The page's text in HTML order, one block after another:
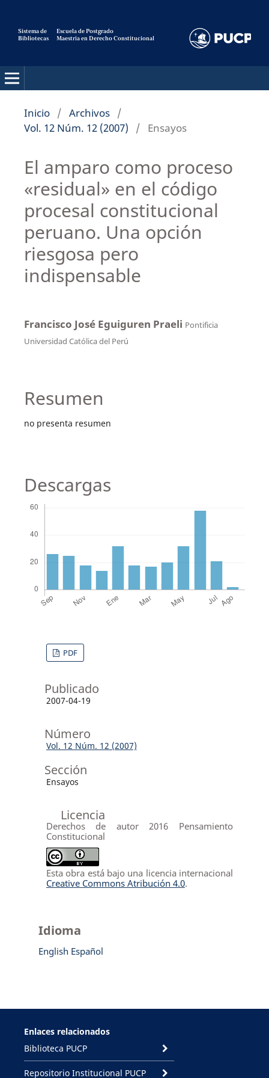
Sistema de
Bibliotecas
Escuela de Postgrado
Maestria en Derecho Constitucional
Inicio / Archivos /
Vol. 12 Núm. 12 (2007)
/ Ensayos
El amparo como proceso
«residual» en el código
procesal constitucional
peruano. Una opción
riesgosa pero
indispensable
Francisco José Eguiguren Praeli Pontificia
Universidad Católica del Perú
Resumen
no presenta resumen
Descargas
PDF
Publicado
2007-04-19
Número
Vol. 12 Núm. 12 (2007)
Sección
Ensayos
Licencia
Derechos de autor 2016 Pensamiento
Constitucional
Esta obra está bajo una licencia internacional
Creative Commons Atribución 4.0.
Idioma
English Español
Enlaces relacionados
Biblioteca PUCP
Repositorio Institucional PUCP